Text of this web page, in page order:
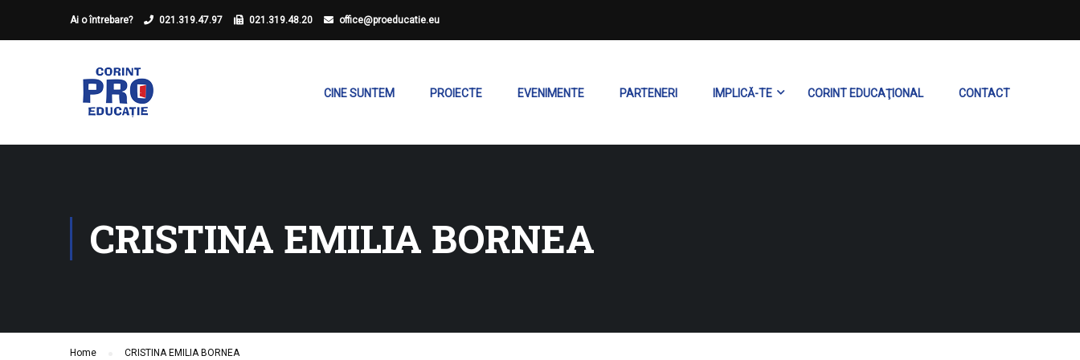
Ai o întrebare? 021.319.47.97 021.319.48.20 office@proeducatie.eu
CINE SUNTEM PROIECTE EVENIMENTE PARTENERI IMPLICĂ-TE CORINT EDUCAŢIONAL CONTACT
CRISTINA EMILIA BORNEA
Home CRISTINA EMILIA BORNEA